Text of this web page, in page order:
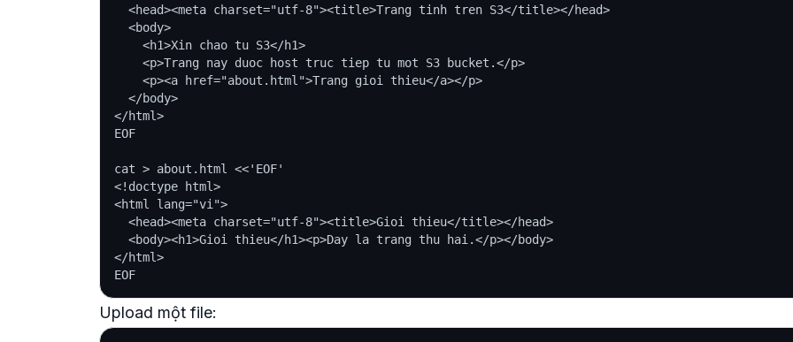
  <head><meta charset="utf-8"><title>Trang tinh tren S3</title></head>
  <body>
    <h1>Xin chao tu S3</h1>
    <p>Trang nay duoc host truc tiep tu mot S3 bucket.</p>
    <p><a href="about.html">Trang gioi thieu</a></p>
  </body>
</html>
EOF
cat > about.html <<'EOF'
<!doctype html>
<html lang="vi">
  <head><meta charset="utf-8"><title>Gioi thieu</title></head>
  <body><h1>Gioi thieu</h1><p>Day la trang thu hai.</p></body>
</html>
Upload một file: